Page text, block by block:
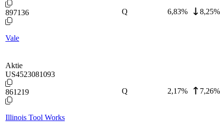
897136
Vale
Q 6,83% 8,25%
Aktie
US4523081093
861219
Illinois Tool Works
Q 2,17% 7,26%